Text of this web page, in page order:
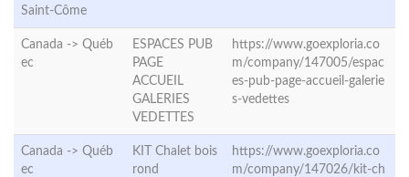
Saint-Côme
Canada -> Québ
ec
ESPACES PUB
PAGE
ACCUEIL
GALERIES
VEDETTES
https://www.goexploria.co
m/company/147005/espac
es-pub-page-accueil-galerie
s-vedettes
Canada -> Québ
ec
KIT Chalet bois
rond
https://www.goexploria.co
m/company/147026/kit-ch